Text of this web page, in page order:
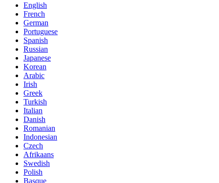
English
French
German
Portuguese
Spanish
Russian
Japanese
Korean
Arabic
Irish
Greek
Turkish
Italian
Danish
Romanian
Indonesian
Czech
Afrikaans
Swedish
Polish
Basque